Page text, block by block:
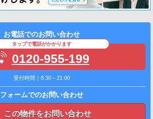
お電話でのお問い合わせ
タップで電話がかかります
0120-955-199
受付時間｜8:30～21:00
フォームでのお問い合わせ
この物件をお問い合わせ